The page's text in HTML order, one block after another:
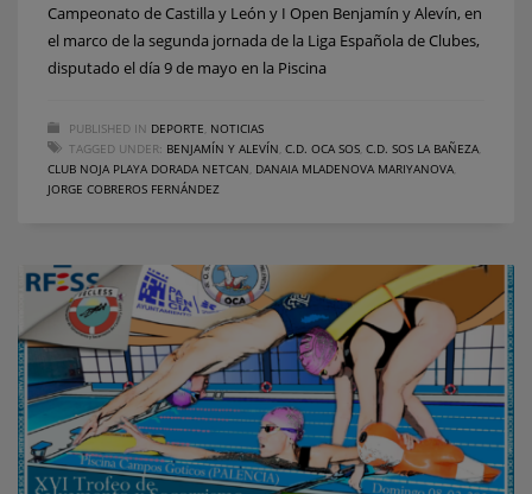
Campeonato de Castilla y León y I Open Benjamín y Alevín, en
el marco de la segunda jornada de la Liga Española de Clubes,
disputado el día 9 de mayo en la Piscina
PUBLISHED IN DEPORTE NOTICIAS
TAGGED UNDER: BENJAMÍN Y ALEVÍN C.D. OCA SOS C.D. SOS LA BAÑEZA
CLUB NOJA PLAYA DORADA NETCAN DANAIA MLADENOVA MARIYANOVA
JORGE COBREROS FERNÁNDEZ